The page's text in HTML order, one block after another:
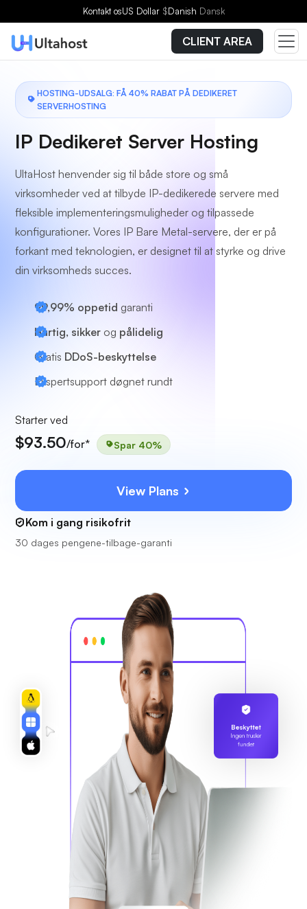
Kontakt osUS Dollar $Danish Dansk
CLIENT AREA
HOSTING-UDSALG: FÅ 40% RABAT PÅ DEDIKERET
SERVERHOSTING
IP Dedikeret Server Hosting
UltaHost henvender sig til både store og små
virksomheder ved at tilbyde IP-dedikerede servere med
fleksible implementeringsmuligheder og tilpassede
konfigurationer. Vores IP Bare Metal-servere, der er på
forkant med teknologien, er designet til at styrke og drive
din virksomheds succes.
99,99% oppetid garanti
Hurtig, sikker og pålidelig
Gratis DDoS-beskyttelse
Ekspertsupport døgnet rundt
Starter ved
$93.50/for* Spar 40%
View Plans
Kom i gang risikofrit
30 dages pengene-tilbage-garanti
Beskyttet
Ingen trusler
fundet